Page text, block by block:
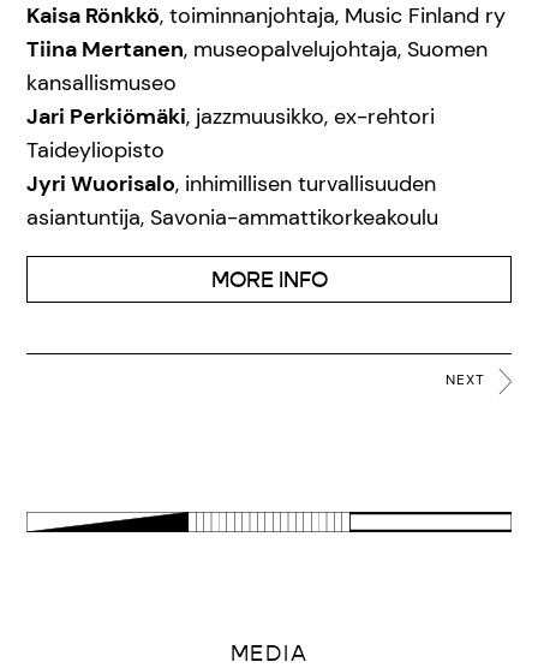
Kaisa Rönkkö, toiminnanjohtaja, Music Finland ry
Tiina Mertanen, museopalvelujohtaja, Suomen
kansallismuseo
Jari Perkiömäki, jazzmuusikko, ex-rehtori
Taideyliopisto
Jyri Wuorisalo, inhimillisen turvallisuuden
asiantuntija, Savonia-ammattikorkeakoulu
MORE INFO
NEXT
MEDIA